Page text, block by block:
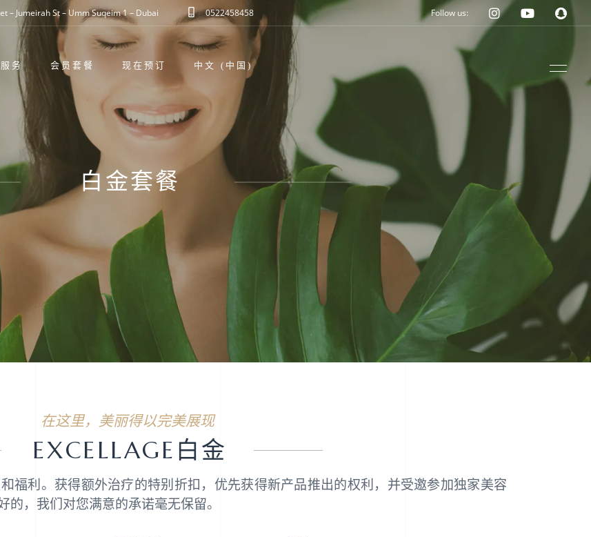
– Jumeirah St – Umm Suqeim 1 – Dubai 0522458458 Follow us:
务 会员套餐 现在预订 中文 (中国)
白金套餐
在这里，美丽得以完美展现
EXCELLAGE白金
福利。获得额外治疗的特别折扣，优先获得新产品推出的权利，并受邀参加独家美容
，我们对您满意的承诺毫无保留。